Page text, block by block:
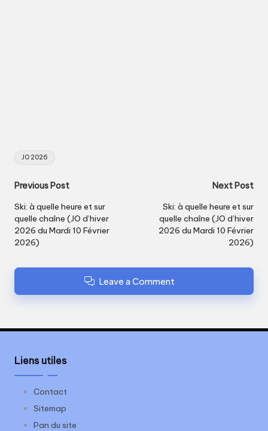
Tags:
JO 2026
Post
navigation
Previous Post
Ski: à quelle heure et sur
quelle chaîne (JO d’hiver
2026 du Mardi 10 Février
2026)
Next Post
Ski: à quelle heure et sur
quelle chaîne (JO d’hiver
2026 du Mardi 10 Février
2026)
Leave a Comment
Liens utiles
Contact
Sitemap
Pan du site